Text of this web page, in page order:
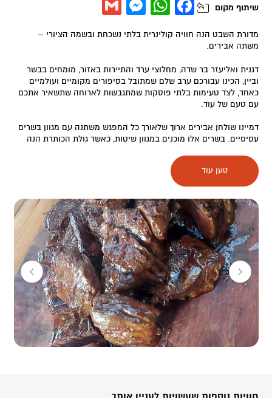
שיתוף מקום Facebook
WhatsApp
Messenger
מדורת השבט הנה חוויה קולינרית בלתי נשכחת ובשמה הציורי –
משתה אבירים.
דגנית ואליעזר בר שדה, מחלוצי ערד והתיירות באזור, מומחים בבשר
וביין, הכינו עבורכם ערב שלם שמתובל בסיפורים מקומיים ועולמיים
כאחד, לצד טעימות בלתי פוסקות שמתגבשות לארוחה שתשאיר אתכם
עם טעם של עוד.
דמיינו שולחן אבירים ארוך שלאורך כל המפגש משתנה עם מגוון בשרים
עסיסיים. בשרים אלו מוכנים במגוון שיטות, כאשר גולת הכותרת הנה
לצד כל זה תמצאו את יקב צוף, היקב הביתי והמשובח שמתלווה
לשולחן.
ישנן אפשרויות גם לצמחוניים וטבעוניים עם מגוון מנות טעימות ומזינות.
במשתה ניתן לארח עד 35 משתתפים ובתיאום מראש.
לתיאום –050-4224777
בתיאבון!
טען עוד